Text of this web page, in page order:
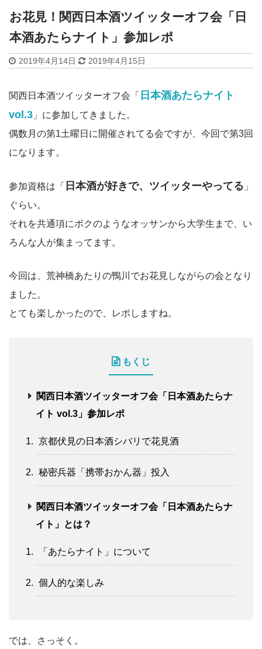
お花見！関西日本酒ツイッターオフ会「日
本酒あたらナイト」参加レポ
2019年4月14日 2019年4月15日
関西日本酒ツイッターオフ会「 日本酒あたらナイト
vol.3 」に参加してきました。
偶数月の第1土曜日に開催されてる会ですが、今回で第3回
になります。
参加資格は「 日本酒が好きで、ツイッターやってる 」
ぐらい。
それを共通項にボクのようなオッサンから大学生まで、い
ろんな人が集まってます。
今回は、荒神橋あたりの鴨川でお花見しながらの会となり
ました。
とても楽しかったので、レポしますね。
もくじ
関西日本酒ツイッターオフ会「日本酒あたらナ
イト vol.3」参加レポ
京都伏見の日本酒シバリで花見酒
秘密兵器「携帯おかん器」投入
関西日本酒ツイッターオフ会「日本酒あたらナ
イト」とは？
「あたらナイト」について
個人的な楽しみ
では、さっそく。